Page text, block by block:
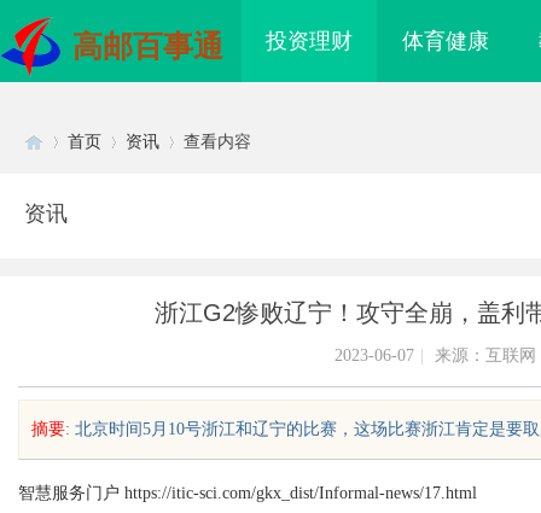
高邮百事通 投资理财 体育健康
sc
首页 资讯 查看内容
资讯
浙江G2惨败辽宁！攻守全崩，盖利
2023-06-07 来源：互联网
摘要: 北京时间5月10号浙江和辽宁的比赛，这场比赛浙江肯定是要
智慧服务门户 https://itic-sci.com/gkx_dist/Informal-news/17.html